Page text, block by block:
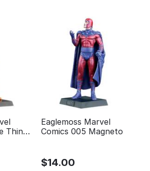
Thing
Eaglemoss Marvel
Comics 005 Magneto
$14.00